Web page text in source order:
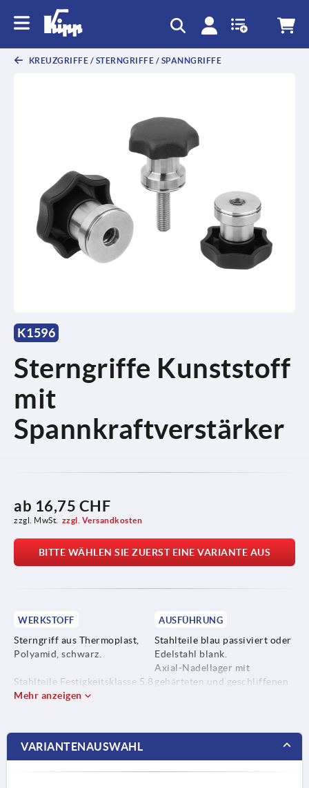
KREUZGRIFFE / STERNGRIFFE / SPANNGRIFFE
K1596
Sterngriffe Kunststoff
mit
Spannkraftverstärker
ab 16,75 CHF
zzgl. MwSt. zzgl. Versandkosten
BITTE WÄHLEN SIE ZUERST EINE VARIANTE AUS
WERKSTOFF
Sterngriff aus Thermoplast,
Polyamid, schwarz.
Stahlteile Festigkeitsklasse 5.8
oder Edelstahl 1.4305.
AUSFÜHRUNG
Stahlteile blau passiviert oder
Edelstahl blank.
Axial-Nadellager mit
gehärteten und geschliffenen
Mehr anzeigen
VARIANTENAUSWAHL